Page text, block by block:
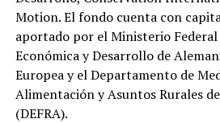
Motion. El fondo cuenta con
aportado por el Ministerio Federal
Económica y Desarrollo de
Europea y el Departamento de
Alimentación y Asuntos Rurales
(DEFRA).